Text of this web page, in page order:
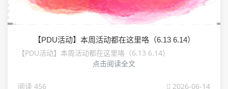
【PDU活动】本周活动都在这里咯（6.13 6.14）
【PDU活动】本周活动都在这里咯（6.13 6.14）
点击阅读全文
阅读 456 2026-06-14